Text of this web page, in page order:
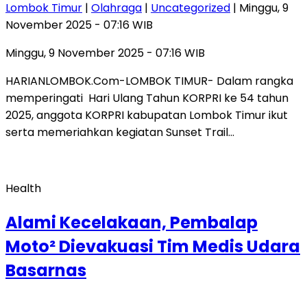
Lombok Timur | Olahraga | Uncategorized | Minggu, 9
November 2025 - 07:16 WIB
Minggu, 9 November 2025 - 07:16 WIB
HARIANLOMBOK.Com-LOMBOK TIMUR- Dalam rangka
memperingati Hari Ulang Tahun KORPRI ke 54 tahun
2025, anggota KORPRI kabupatan Lombok Timur ikut
serta memeriahkan kegiatan Sunset Trail…
Health
Alami Kecelakaan, Pembalap
Moto² Dievakuasi Tim Medis Udara
Basarnas